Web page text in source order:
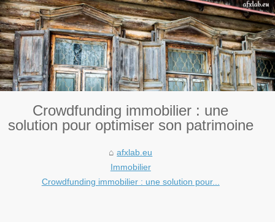
Crowdfunding immobilier : une
solution pour optimiser son patrimoine
afxlab.eu
Immobilier
Crowdfunding immobilier : une solution pour...